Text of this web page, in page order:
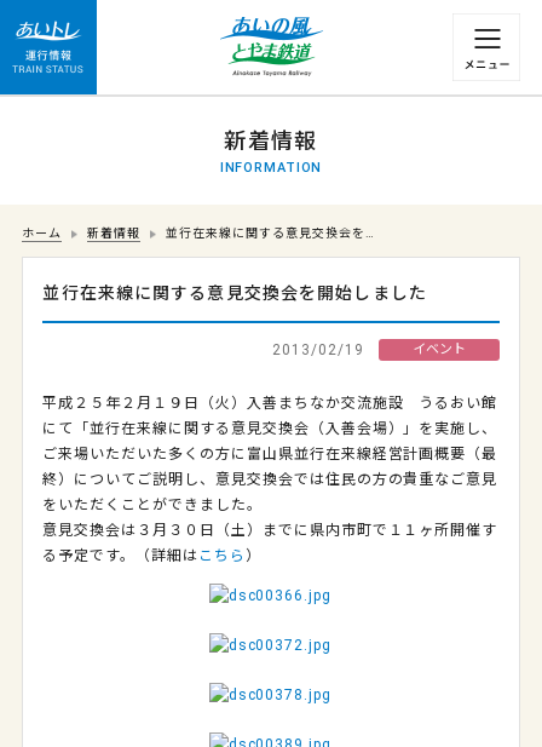
運行情報 列車の遅れ情報等についてはこちら
新着情報
INFORMATION
ホーム 新着情報 並行在来線に関する意見交換会を…
並行在来線に関する意見交換会を開始しました
2013/02/19 イベント
平成２５年２月１９日（火）入善まちなか交流施設 うるおい館
にて「並行在来線に関する意見交換会（入善会場）」を実施し、
ご来場いただいた多くの方に富山県並行在来線経営計画概要（最
終）についてご説明し、意見交換会では住民の方の貴重なご意見
をいただくことができました。
意見交換会は３月３０日（土）までに県内市町で１１ヶ所開催す
る予定です。（詳細は こちら ）